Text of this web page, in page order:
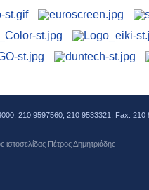
210 9597560, 210 9533321, Fax:
ιστοσελίδας Πέτρος Δημητριάδης